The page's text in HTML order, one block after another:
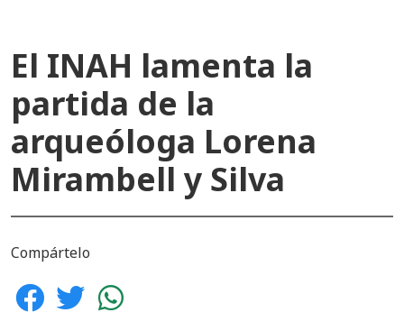
El INAH lamenta la
partida de la
arqueóloga Lorena
Mirambell y Silva
Compártelo